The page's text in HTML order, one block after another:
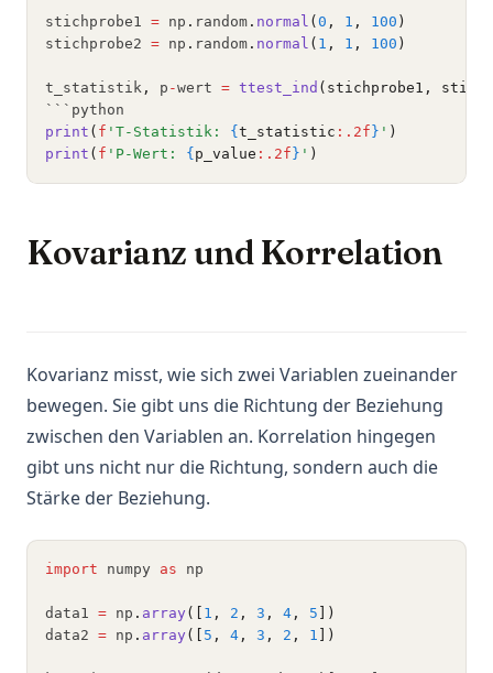
stichprobe1 = np . random . normal ( 0 , 1 , 100 )
stichprobe2 = np . random . normal ( 1 , 1 , 100 )
t_statistik , p -wert = ttest_ind (stichprobe1,
```python
print ( f 'T-Statistik: { t_statistic :.2f } ' )
print ( f 'P-Wert: { p_value :.2f } ' )
Kovarianz und Korrelation
Kovarianz misst, wie sich zwei Variablen zueinander
bewegen. Sie gibt uns die Richtung der Beziehung
zwischen den Variablen an. Korrelation hingegen
gibt uns nicht nur die Richtung, sondern auch die
Stärke der Beziehung.
import numpy as np
data1 = np . array ([ 1 , 2 , 3 , 4 , 5 ])
data2 = np . array ([ 5 , 4 , 3 , 2 , 1 ])